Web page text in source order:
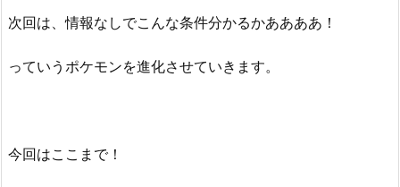
次回は、情報なしでこんな条件分かるかああああ！
っていうポケモンを進化させていきます。
今回はここまで！